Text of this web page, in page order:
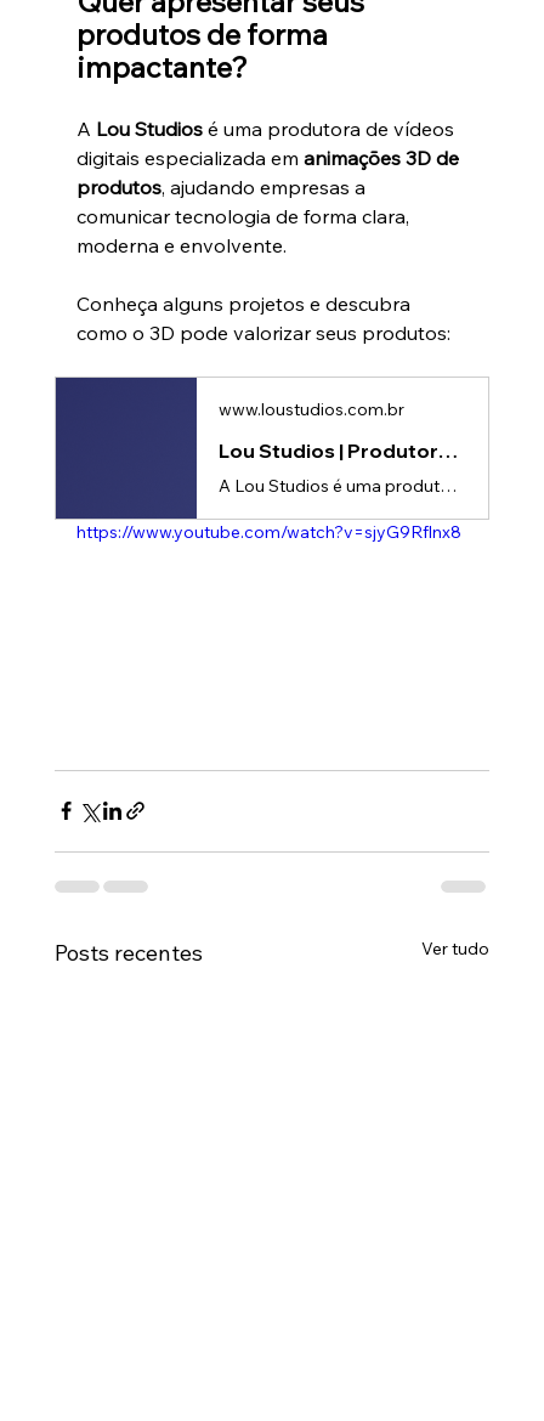
produtos de forma
impactante?
A Lou Studios é uma produtora de vídeos
digitais especializada em animações 3D de
produtos, ajudando empresas a
comunicar tecnologia de forma clara,
moderna e envolvente.
Conheça alguns projetos e descubra
como o 3D pode valorizar seus produtos:
www.loustudios.com.br
Lou Studios | Produtora de vídeos
A Lou Studios é uma produtora de vídeos, especializada em motion design, animação 2D e 3D. Temos o vídeo certo para suas redes sociais!
https://www.youtube.com/watch?v=sjyG9Rflnx8
Posts recentes Ver tudo